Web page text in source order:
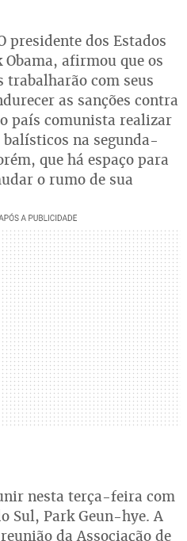
presidente dos Estados
afirmou que os
trabalharão com seus
as sanções contra
país comunista realizar
na segunda-
que há espaço para
o rumo de sua
nesta terça-feira com
Sul, Park Geun-hye. A
da Associação de